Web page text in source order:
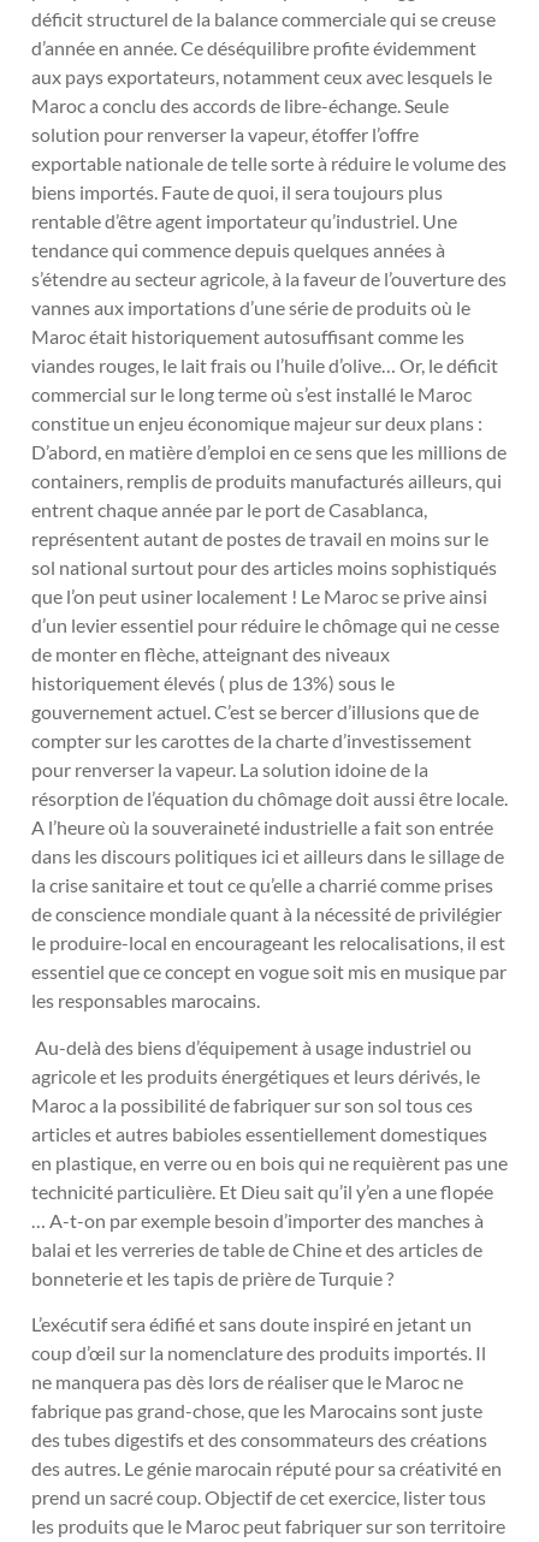
déficit structurel de la balance commerciale qui se creuse
d’année en année. Ce déséquilibre profite évidemment
aux pays exportateurs, notamment ceux avec lesquels le
Maroc a conclu des accords de libre-échange. Seule
solution pour renverser la vapeur, étoffer l’offre
exportable nationale de telle sorte à réduire le volume des
biens importés. Faute de quoi, il sera toujours plus
rentable d’être agent importateur qu’industriel. Une
tendance qui commence depuis quelques années à
s’étendre au secteur agricole, à la faveur de l’ouverture des
vannes aux importations d’une série de produits où le
Maroc était historiquement autosuffisant comme les
viandes rouges, le lait frais ou l’huile d’olive… Or, le déficit
commercial sur le long terme où s’est installé le Maroc
constitue un enjeu économique majeur sur deux plans :
D’abord, en matière d’emploi en ce sens que les millions de
containers, remplis de produits manufacturés ailleurs, qui
entrent chaque année par le port de Casablanca,
représentent autant de postes de travail en moins sur le
sol national surtout pour des articles moins sophistiqués
que l’on peut usiner localement ! Le Maroc se prive ainsi
d’un levier essentiel pour réduire le chômage qui ne cesse
de monter en flèche, atteignant des niveaux
historiquement élevés ( plus de 13%) sous le
gouvernement actuel. C’est se bercer d’illusions que de
compter sur les carottes de la charte d’investissement
pour renverser la vapeur. La solution idoine de la
résorption de l’équation du chômage doit aussi être locale.
A l’heure où la souveraineté industrielle a fait son entrée
dans les discours politiques ici et ailleurs dans le sillage de
la crise sanitaire et tout ce qu’elle a charrié comme prises
de conscience mondiale quant à la nécessité de privilégier
le produire-local en encourageant les relocalisations, il est
essentiel que ce concept en vogue soit mis en musique par
les responsables marocains.
Au-delà des biens d’équipement à usage industriel ou
agricole et les produits énergétiques et leurs dérivés, le
Maroc a la possibilité de fabriquer sur son sol tous ces
articles et autres babioles essentiellement domestiques
en plastique, en verre ou en bois qui ne requièrent pas une
technicité particulière. Et Dieu sait qu’il y’en a une flopée
… A-t-on par exemple besoin d’importer des manches à
balai et les verreries de table de Chine et des articles de
bonneterie et les tapis de prière de Turquie ?
L’exécutif sera édifié et sans doute inspiré en jetant un
coup d’œil sur la nomenclature des produits importés. Il
ne manquera pas dès lors de réaliser que le Maroc ne
fabrique pas grand-chose, que les Marocains sont juste
des tubes digestifs et des consommateurs des créations
des autres. Le génie marocain réputé pour sa créativité en
prend un sacré coup. Objectif de cet exercice, lister tous
les produits que le Maroc peut fabriquer sur son territoire